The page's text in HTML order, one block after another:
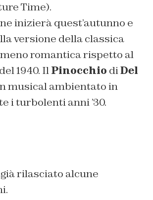
Time).
inizierà quest’autunno e
versione della classica
romantica rispetto al
1940. IlPinocchio diDel
musical ambientato in
i turbolenti anni ’30.
rilasciato alcune